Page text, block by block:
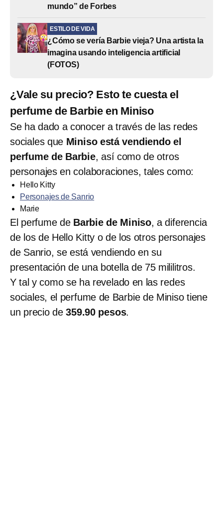
mundo” de Forbes
ESTILO DE VIDA
¿Cómo se vería Barbie vieja? Una artista la
imagina usando inteligencia artificial
(FOTOS)
¿Vale su precio? Esto te cuesta el
perfume de Barbie en Miniso
Se ha dado a conocer a través de las redes
sociales que Miniso está vendiendo el
perfume de Barbie, así como de otros
personajes en colaboraciones, tales como:
Hello Kitty
Personajes de Sanrio
Marie
El perfume deBarbie de Miniso, a diferencia
de los de Hello Kitty o de los otros personajes
de Sanrio, se está vendiendo en su
presentación de una botella de 75 mililitros.
Y tal y como se ha revelado en las redes
sociales, el perfume de Barbie de Miniso tiene
un precio de359.90 pesos.